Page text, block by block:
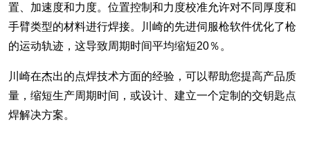
置、加速度和力度。位置控制和力度校准允许对不同厚度和
手臂类型的材料进行焊接。川崎的先进伺服枪软件优化了枪
的运动轨迹，这导致周期时间平均缩短20％。
川崎在杰出的点焊技术方面的经验，可以帮助您提高产品质
量，缩短生产周期时间，或设计、建立一个定制的交钥匙点
焊解决方案。